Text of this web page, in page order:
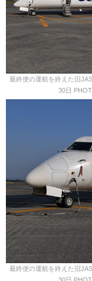
最終便の運航を終えた旧
30日
最終便の運航を終えた旧